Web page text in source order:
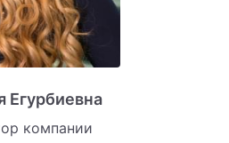
Егурбиевна
компании